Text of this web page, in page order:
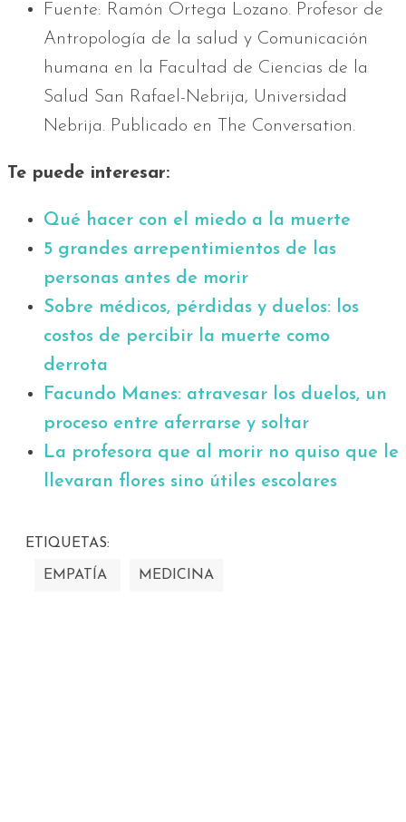
Fuente: Ramón Ortega Lozano. Profesor de
Antropología de la salud y Comunicación
humana en la Facultad de Ciencias de la
Salud San Rafael-Nebrija, Universidad
Nebrija. Publicado en The Conversation.
Te puede interesar:
Qué hacer con el miedo a la muerte
5 grandes arrepentimientos de las
personas antes de morir
Sobre médicos, pérdidas y duelos: los
costos de percibir la muerte como
derrota
Facundo Manes: atravesar los duelos, un
proceso entre aferrarse y soltar
La profesora que al morir no quiso que le
llevaran flores sino útiles escolares
ETIQUETAS:
EMPATÍA MEDICINA